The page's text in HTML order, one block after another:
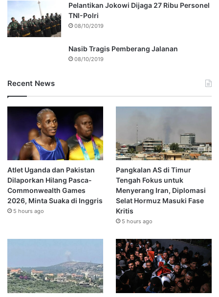
Pelantikan Jokowi Dijaga 27 Ribu Personel
TNI-Polri
08/10/2019
Nasib Tragis Pemberang Jalanan
08/10/2019
Recent News
Atlet Uganda dan Pakistan
Dilaporkan Hilang Pasca-
Commonwealth Games
2026, Minta Suaka di Inggris
5 hours ago
Pangkalan AS di Timur
Tengah Fokus untuk
Menyerang Iran, Diplomasi
Selat Hormuz Masuki Fase
Kritis
5 hours ago